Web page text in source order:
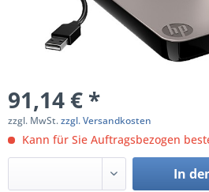
91,14 € *
zzgl. MwSt.zzgl. Versandkosten
Kann für Sie Auftragsbezogen
In